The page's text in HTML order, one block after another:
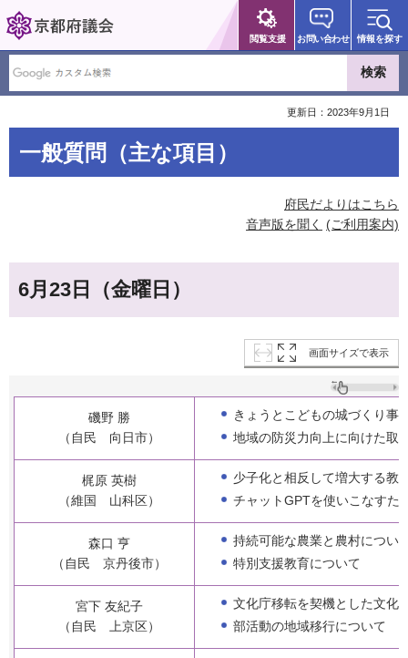
京都府議会
閲覧支援 お問い合わせ 情報を探す
更新日：2023年9月1日
一般質問（主な項目）
府民だよりはこちら
音声版を聞く
(ご利用案内)
6月23日（金曜日）
画面サイズで表示
磯野 勝
（自民 向日市）
きょうとこどもの城づくり事
地域の防災力向上に向けた取
梶原 英樹
（維国 山科区）
少子化と相反して増大する教
チャットGPTを使いこなすた
森口 亨
（自民 京丹後市）
持続可能な農業と農村につい
特別支援教育について
宮下 友紀子
（自民 上京区）
文化庁移転を契機とした文化
部活動の地域移行について